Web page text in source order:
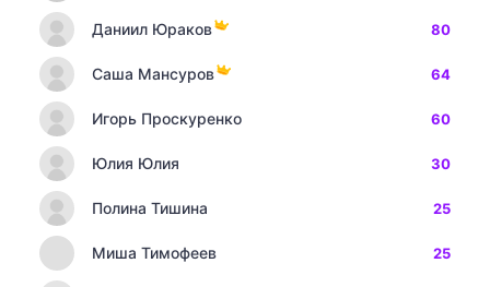
Даниил Юраков 80
Саша Мансуров 64
Игорь Проскуренко 60
Юлия Юлия 30
Полина Тишина 25
Миша Тимофеев 25